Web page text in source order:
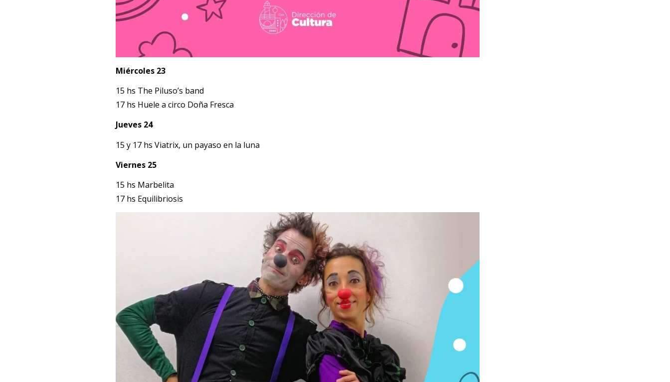
Miércoles 23
15 hs The Piluso’s band
17 hs Huele a circo Doña Fresca
Jueves 24
15 y 17 hs Viatrix, un payaso en la luna
Viernes 25
15 hs Marbelita
17 hs Equilibriosis